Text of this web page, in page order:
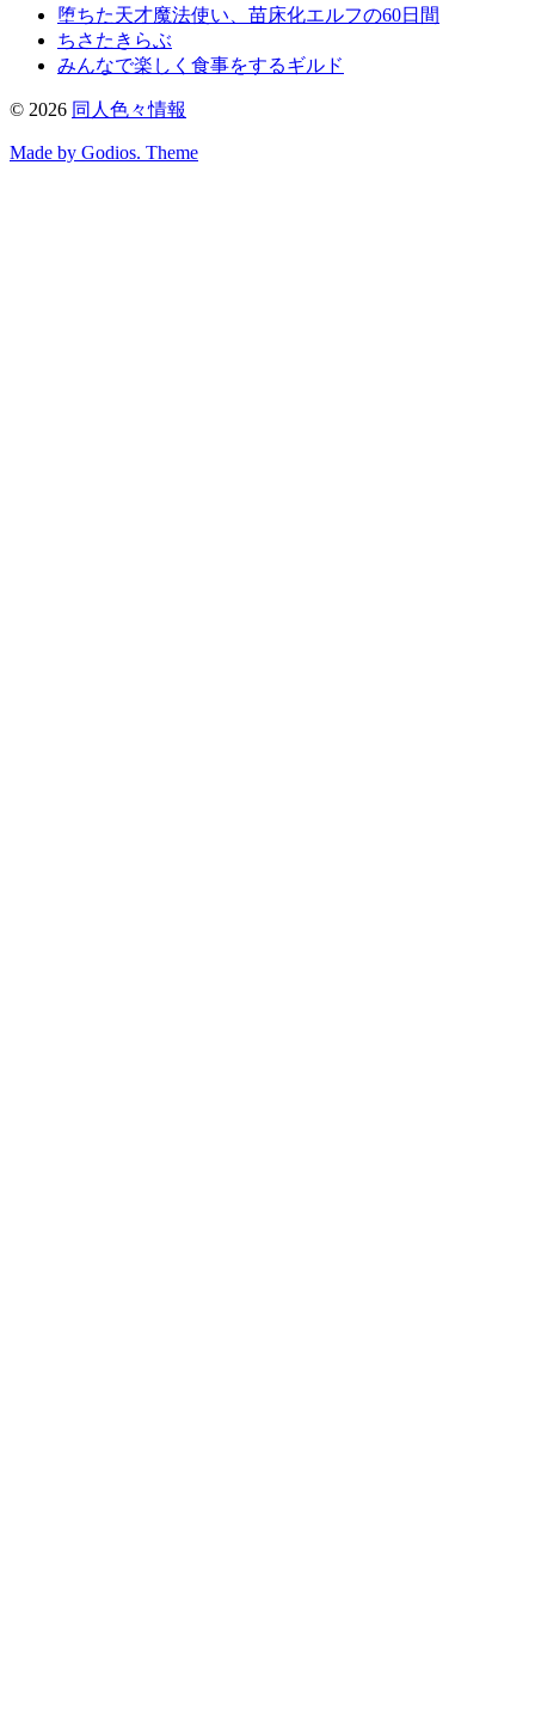
堕ちた天才魔法使い、苗床化エルフの60日間
ちさたきらぶ
みんなで楽しく食事をするギルド
© 2026 同人色々情報
Made by Godios. Theme